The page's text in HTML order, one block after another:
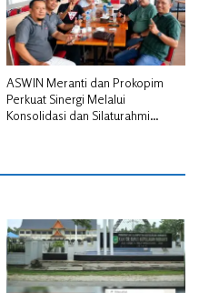
ASWIN Meranti dan Prokopim
Perkuat Sinergi Melalui
Konsolidasi dan Silaturahmi